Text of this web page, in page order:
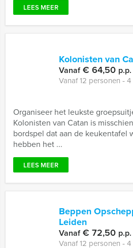
LEES MEER
Kolonisten van
Vanaf€ 64,50
Vanaf 12 personen ‐
Organiseer het leukste
Kolonisten van Catan is
bordspel dat aan de keukentafel
hebben het ...
LEES MEER
Beppen
Leiden
Vanaf€ 72,50
Vanaf 12 personen ‐